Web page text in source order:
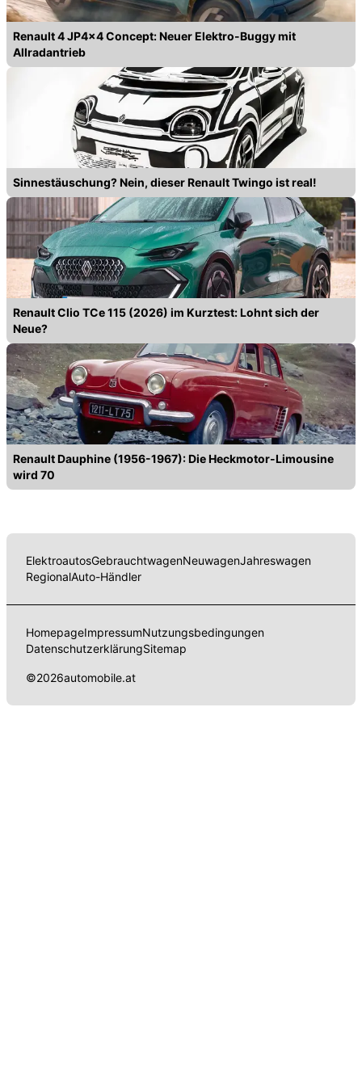
Renault 4 JP4x4 Concept: Neuer Elektro-Buggy mit
Allradantrieb
Sinnestäuschung? Nein, dieser Renault Twingo ist real!
Renault Clio TCe 115 (2026) im Kurztest: Lohnt sich der
Neue?
Renault Dauphine (1956-1967): Die Heckmotor-Limousine
wird 70
ElektroautosGebrauchtwagenNeuwagenJahreswagen
RegionalAuto-Händler
HomepageImpressumNutzungsbedingungen
DatenschutzerklärungSitemap
©2026automobile.at